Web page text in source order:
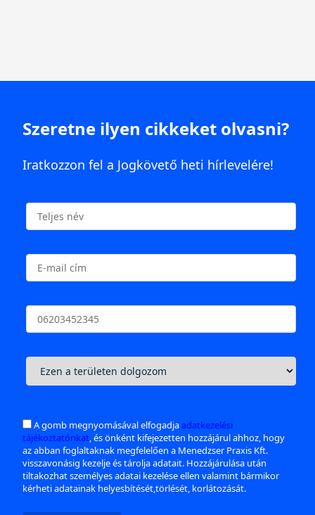
Szeretne ilyen cikkeket olvasni?
Iratkozzon fel a Jogkövető heti hírlevelére!
A gomb megnyomásával elfogadjaadatkezelési
tájékoztatónkat, és önként kifejezetten hozzájárul ahhoz, hogy
az abban foglaltaknak megfelelően a Menedzser Praxis Kft.
visszavonásig kezelje és tárolja adatait. Hozzájárulása után
tiltakozhat személyes adatai kezelése ellen valamint bármikor
kérheti adatainak helyesbítését,törlését, korlátozását.